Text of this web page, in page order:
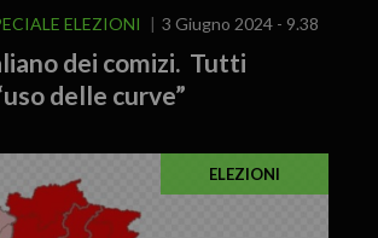
ELEZIONI 3 Giugno 2024 - 9.38
dei comizi. Tutti
delle curve”
ELEZIONI